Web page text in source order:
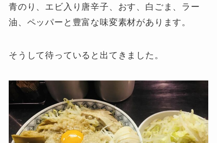
青のり、エビ入り唐辛子、おす、白ごま、ラー
油、ペッパーと豊富な味変素材があります。
そうして待っていると出てきました。